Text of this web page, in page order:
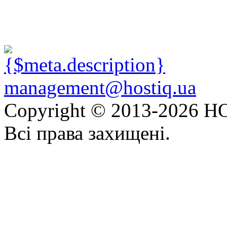
management@hostiq.ua
Copyright © 2013-2026
Всі права захищені.